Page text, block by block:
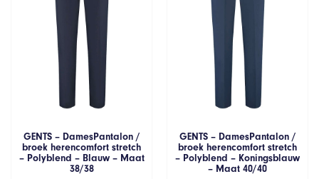
GENTS – DamesPantalon /
broek herencomfort stretch
– Polyblend – Blauw – Maat
38/38
GENTS – DamesPantalon /
broek herencomfort stretch
– Polyblend – Koningsblauw
– Maat 40/40